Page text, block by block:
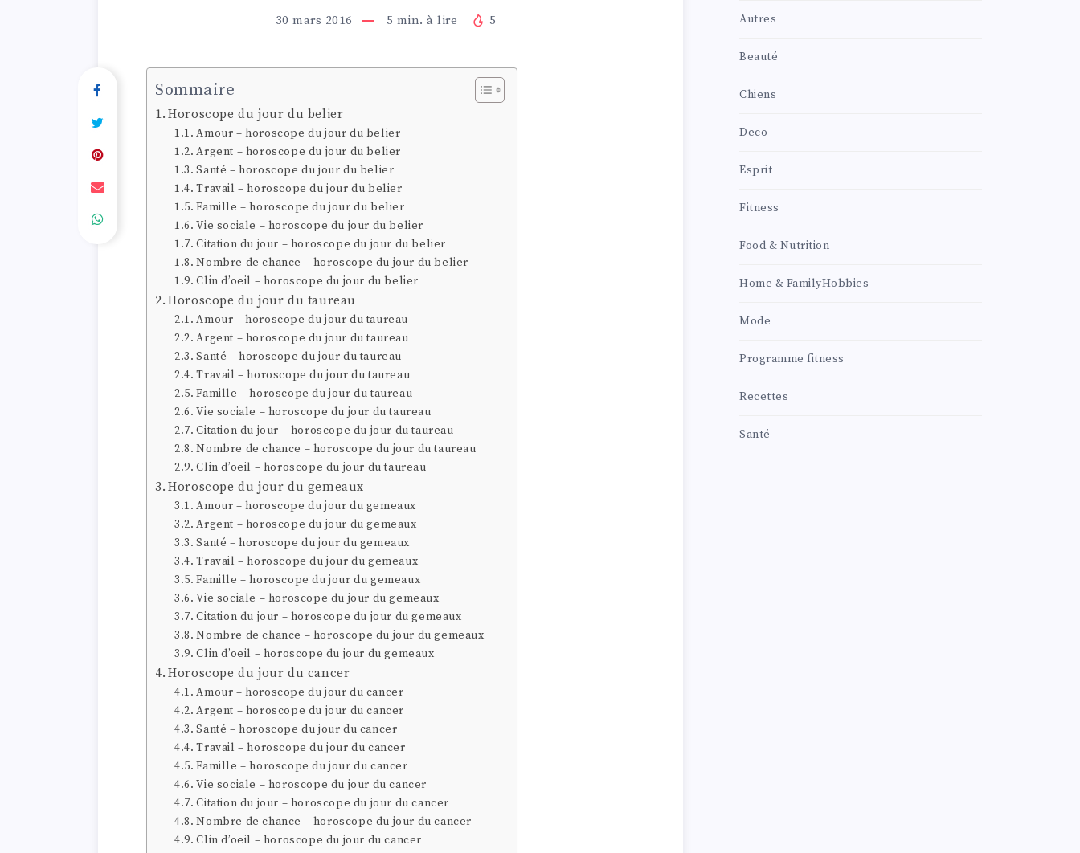
30 mars 2016 5 min. à lire 5
Sommaire
Horoscope du jour du belier
Amour – horoscope du jour du belier
Argent – horoscope du jour du belier
Santé – horoscope du jour du belier
Travail – horoscope du jour du belier
Famille – horoscope du jour du belier
Vie sociale – horoscope du jour du belier
Citation du jour – horoscope du jour du belier
Nombre de chance – horoscope du jour du belier
Clin d’oeil – horoscope du jour du belier
Horoscope du jour du taureau
Amour – horoscope du jour du taureau
Argent – horoscope du jour du taureau
Santé – horoscope du jour du taureau
Travail – horoscope du jour du taureau
Famille – horoscope du jour du taureau
Vie sociale – horoscope du jour du taureau
Citation du jour – horoscope du jour du taureau
Nombre de chance – horoscope du jour du taureau
Clin d’oeil – horoscope du jour du taureau
Horoscope du jour du gemeaux
Amour – horoscope du jour du gemeaux
Argent – horoscope du jour du gemeaux
Santé – horoscope du jour du gemeaux
Travail – horoscope du jour du gemeaux
Famille – horoscope du jour du gemeaux
Vie sociale – horoscope du jour du gemeaux
Citation du jour – horoscope du jour du gemeaux
Nombre de chance – horoscope du jour du gemeaux
Clin d’oeil – horoscope du jour du gemeaux
Horoscope du jour du cancer
Amour – horoscope du jour du cancer
Argent – horoscope du jour du cancer
Santé – horoscope du jour du cancer
Travail – horoscope du jour du cancer
Famille – horoscope du jour du cancer
Vie sociale – horoscope du jour du cancer
Citation du jour – horoscope du jour du cancer
Nombre de chance – horoscope du jour du cancer
Clin d’oeil – horoscope du jour du cancer
Autres
Beauté
Chiens
Deco
Esprit
Fitness
Food & Nutrition
Home & FamilyHobbies
Mode
Programme fitness
Recettes
Santé